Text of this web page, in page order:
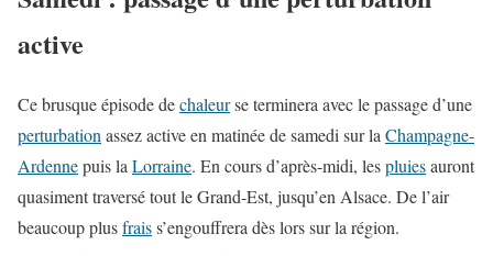
active
Ce brusque épisode dechaleurse terminera avec le passage d’une
perturbation assez active en matinée de samedi sur la Champagne-
Ardennepuis la Lorraine. En cours d’après-midi, lespluiesauront
quasiment traversé tout le Grand-Est, jusqu’en Alsace. De l’air
beaucoup plusfraiss’engouffrera dès lors sur la région.